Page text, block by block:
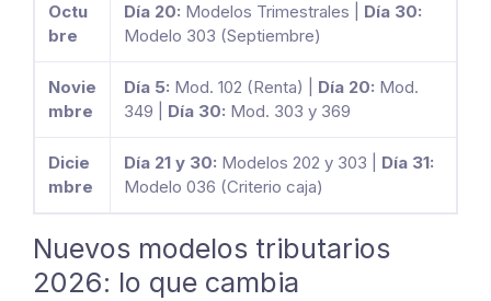
Octu
bre
Día 20: Modelos Trimestrales | Día 30:
Modelo 303 (Septiembre)
Novie
mbre
Día 5: Mod. 102 (Renta) | Día 20: Mod.
349 | Día 30: Mod. 303 y 369
Dicie
mbre
Día 21 y 30: Modelos 202 y 303 | Día 31:
Modelo 036 (Criterio caja)
Nuevos modelos tributarios
2026: lo que cambia